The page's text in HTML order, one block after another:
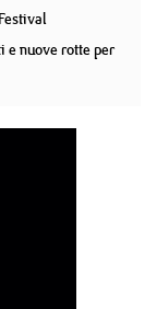
e nuove rotte per